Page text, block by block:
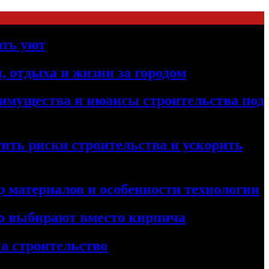
уют
отдыха и жизни за городом
и нюансы строительства под
риски строительства и ускорить
и особенности технологии
выбирают вместо кирпича
строительство